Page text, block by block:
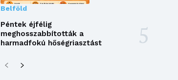
Belföld
Péntek éjfélig
meghosszabbították a
harmadfokú hőségriasztást